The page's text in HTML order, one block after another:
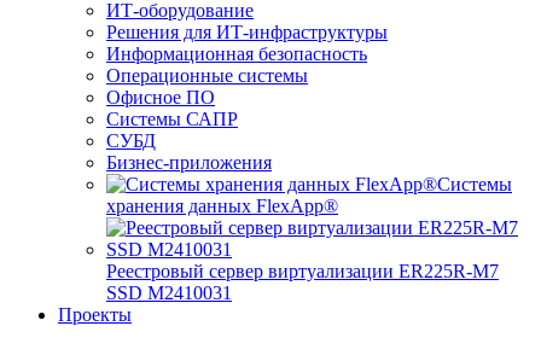
ИТ-оборудование
Решения для ИТ-инфраструктуры
Информационная безопасность
Операционные системы
Офисное ПО
Системы САПР
СУБД
Бизнес-приложения
Системы
хранения данных FlexApp®
Реестровый сервер виртуализации ER225R-M7
SSD М2410031
Проекты